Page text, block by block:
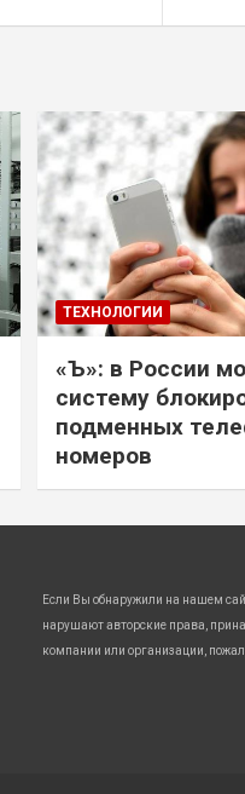
ТЕХНОЛОГИИ
«Ъ»: в России
систему
подменных
номеров
Если Вы обнаружили на нашем
нарушают авторские права,
компании или организации,